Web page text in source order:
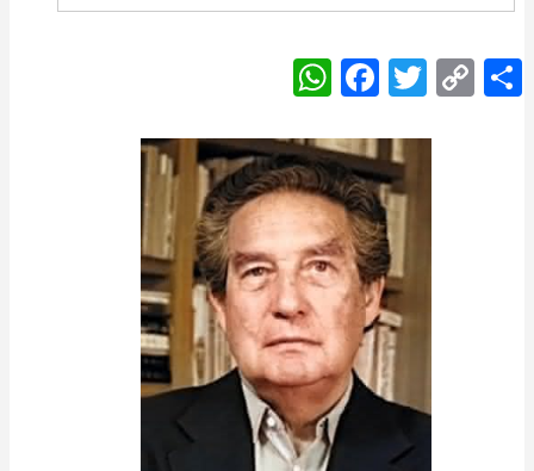
W
h
at
s
A
p
p
F
a
c
e
b
o
o
k
T
w
itt
C
o